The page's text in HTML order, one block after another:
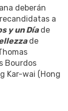
deberán
a
y un Díade
de
Bourdos
Kar-wai (Hong